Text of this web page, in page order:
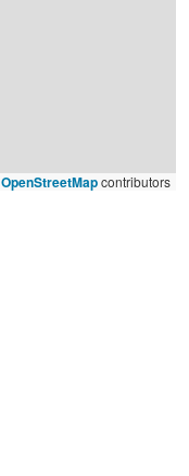
OpenStreetMapcontributors